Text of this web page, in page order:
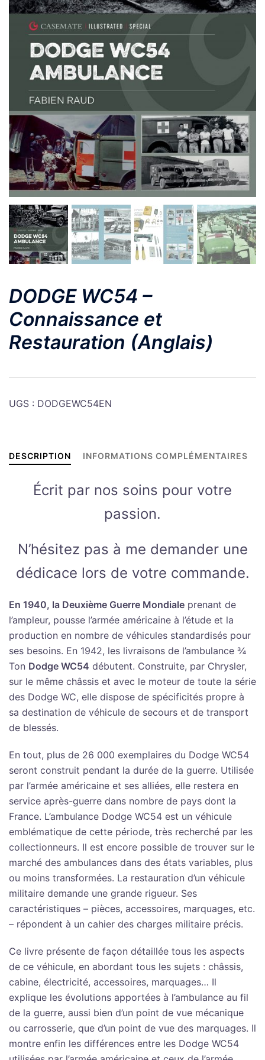
DODGE WC54 –
Connaissance et
Restauration (Anglais)
UGS : DODGEWC54EN
DESCRIPTION INFORMATIONS COMPLÉMENTAIRES
Écrit par nos soins pour votre
passion.
N’hésitez pas à me demander une
dédicace lors de votre commande.
En 1940, la Deuxième Guerre Mondiale prenant de
l’ampleur, pousse l’armée américaine à l’étude et la
production en nombre de véhicules standardisés pour
ses besoins. En 1942, les livraisons de l’ambulance ¾
Ton Dodge WC54 débutent. Construite, par Chrysler,
sur le même châssis et avec le moteur de toute la série
des Dodge WC, elle dispose de spécificités propre à
sa destination de véhicule de secours et de transport
de blessés.
En tout, plus de 26 000 exemplaires du Dodge WC54
seront construit pendant la durée de la guerre. Utilisée
par l’armée américaine et ses alliées, elle restera en
service après-guerre dans nombre de pays dont la
France. L’ambulance Dodge WC54 est un véhicule
emblématique de cette période, très recherché par les
collectionneurs. Il est encore possible de trouver sur le
marché des ambulances dans des états variables, plus
ou moins transformées. La restauration d’un véhicule
militaire demande une grande rigueur. Ses
caractéristiques – pièces, accessoires, marquages, etc.
– répondent à un cahier des charges militaire précis.
Ce livre présente de façon détaillée tous les aspects
de ce véhicule, en abordant tous les sujets : châssis,
cabine, électricité, accessoires, marquages… Il
explique les évolutions apportées à l’ambulance au fil
de la guerre, aussi bien d’un point de vue mécanique
ou carrosserie, que d’un point de vue des marquages. Il
montre enfin les différences entre les Dodge WC54